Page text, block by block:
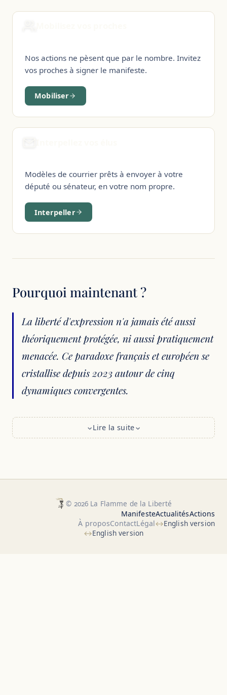
Nos actions ne pèsent que par le nombre. Invitez
vos proches à signer le manifeste.
Mobiliser
Modèles de courrier prêts à envoyer à votre
député ou sénateur, en votre nom propre.
Interpeller
Pourquoi maintenant ?
La liberté d'expression n'a jamais été aussi
théoriquement protégée, ni aussi pratiquement
menacée. Ce paradoxe français et européen se
cristallise depuis 2023 autour de cinq
dynamiques convergentes.
Lire la suite
© 2026 La Flamme de la Liberté
ManifesteActualitésActions
À proposContactLégal
English version
English version